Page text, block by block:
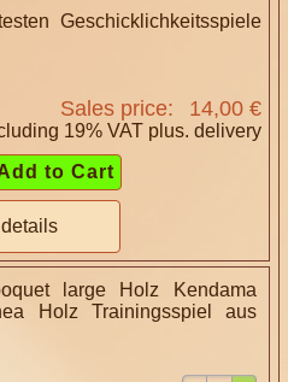
Geschicklichkeitsspiele
Sales price: 14,00 €
19% VAT plus. delivery